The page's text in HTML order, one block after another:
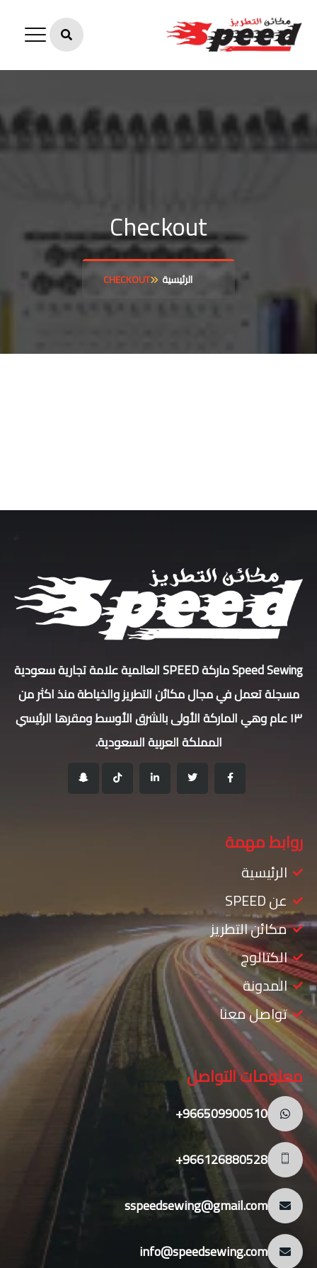
Checkout
الرئيسية CHECKOUT
Speed Sewing ماركة SPEED العالمية علامة تجارية سعودية
مسجلة تعمل في مجال مكائن التطريز والخياطة منذ اكثر من
١٣ عام وهي الماركة الأولى بالشرق الأوسط ومقرها الرئيسي
المملكة العربية السعودية.
روابط مهمة
الرئيسية
عن SPEED
مكائن التطريز
الكتالوج
المدونة
تواصل معنا
معلومات التواصل
966509900510+
966126880528+
sspeedsewing@gmail.com
info@speedsewing.com